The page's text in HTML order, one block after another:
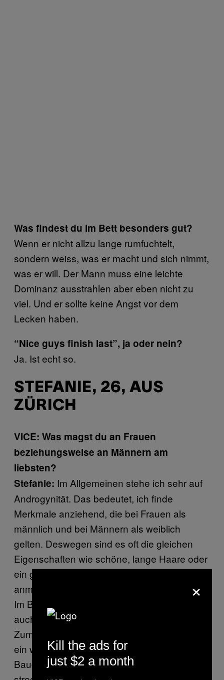
Was findest du im Bett besonders gut?
Wenn er nicht allzu lange rumfuchtelt,
sondern weiss, was er macht und sich nimmt,
was er will. Der Mann muss eine leichte
Dominanz ausstrahlen aber eben nicht zu
viel. Und er sollte keine Angst vor dem
Lecken haben.
“Nice guys finish last”, ja oder nein?
Ja. Ist echt so.
STEFANIE, 26, AUS
ZÜRICH
VICE: Was magst du an Frauen
beziehungsweise an Männern am
liebsten?
Stefanie: Im Allgemeinen stehe ich sehr auf
Androgynität. Das bedeutet, ich finde
Merkmale anziehend, die bei Frauen als
männlich und bei Männern als weiblich
gelten. Deswegen sind es oft die gleichen
Eigenschaften wie schöne, lange Haare oder
ein gut geschminktes Gesicht, die mich
anmachen.
Im Bezug auf das Geschlecht gibt es aber
auch einzelne Dinge, die ich sehr heiss finde.
Zum Beispiel rutscht das T-Shirt bei Männern
ein wenig hoch und man sieht einen
Bauchblitzer, wenn sie sitzen und sich
×
Kill the ads for
just $2 a month